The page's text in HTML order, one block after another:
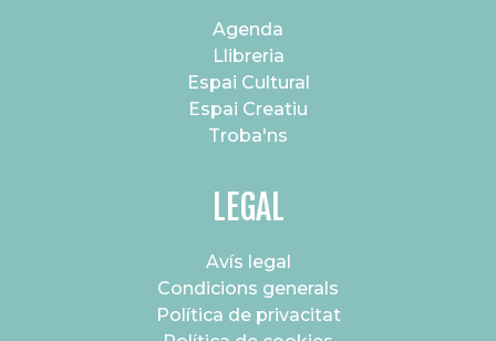
Agenda
Llibreria
Espai Cultural
Espai Creatiu
Troba'ns
LEGAL
Avís legal
Condicions generals
Política de privacitat